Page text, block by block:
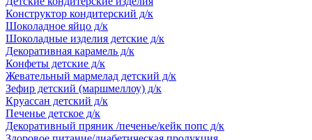
Конструктор кондитерский д/к
Шоколадное яйцо д/к
Шоколадные изделия детские д/к
Декоративная карамель д/к
Конфеты детские д/к
Жевательный мармелад детский д/к
Зефир детский (маршмеллоу) д/к
Круассан детский д/к
Печенье детское д/к
Декоративный пряник /печенье/кейк попс д/к